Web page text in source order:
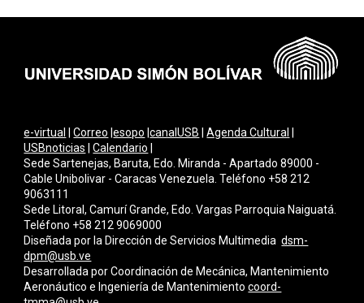
e-virtual |Correo |esopo |canalUSB |Agenda Cultural
USBnoticias |Calendario
Sede Sartenejas, Baruta, Edo. Miranda - Apartado 89000 -
Cable Unibolivar - Caracas Venezuela. Teléfono +58 212
9063111
Sede Litoral, Camurí Grande, Edo. Vargas Parroquia Naiguatá.
Teléfono +58 212 9069000
Diseñada por la Dirección de Servicios Multimediadsm-
dpm@usb.ve
Desarrollada porCoordinación de Mecánica, Mantenimiento
Aeronáutico e Ingeniería de Mantenimiento coord-